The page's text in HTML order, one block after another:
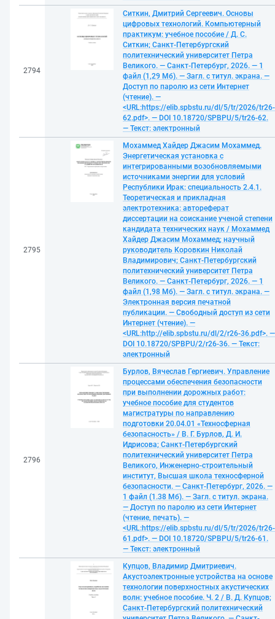
2794
Ситкин, Дмитрий Сергеевич. Основы
цифровых технологий. Компьютерный
практикум: учебное пособие / Д. С.
Ситкин; Санкт-Петербургский
политехнический университет Петра
Великого. — Санкт-Петербург, 2026. — 1
файл (1,29 Мб). — Загл. с титул. экрана. —
Доступ по паролю из сети Интернет
(чтение). —
<URL:https://elib.spbstu.ru/dl/5/tr/2026/tr26-
62.pdf>. — DOI 10.18720/SPBPU/5/tr26-62.
— Текст: электронный
2795
Мохаммед Хайдер Джасим Мохаммед.
Энергетическая установка с
интегрированными возобновляемыми
источниками энергии для условий
Республики Ирак: специальность 2.4.1.
Теоретическая и прикладная
электротехника: автореферат
диссертации на соискание ученой степени
кандидата технических наук / Мохаммед
Хайдер Джасим Мохаммед; научный
руководитель Коровкин Николай
Владимирович; Санкт-Петербургский
политехнический университет Петра
Великого. — Санкт-Петербург, 2026. — 1
файл (1,98 Мб). — Загл. с титул. экрана. —
Электронная версия печатной
публикации. — Свободный доступ из сети
Интернет (чтение). —
<URL:http://elib.spbstu.ru/dl/2/r26-36.pdf>. —
DOI 10.18720/SPBPU/2/r26-36. — Текст:
электронный
2796
Бурлов, Вячеслав Гергиевич. Управление
процессами обеспечения безопасности
при выполнении дорожных работ:
учебное пособие для студентов
магистратуры по направлению
подготовки 20.04.01 «Техносферная
безопасность» / В. Г. Бурлов, Д. И.
Идрисова; Санкт-Петербургский
политехнический университет Петра
Великого, Инженерно-строительный
институт, Высшая школа техносферной
безопасности. — Санкт-Петербург, 2026. —
1 файл (1.38 Мб). — Загл. с титул. экрана.
— Доступ по паролю из сети Интернет
(чтение, печать). —
<URL:https://elib.spbstu.ru/dl/5/tr/2026/tr26-
61.pdf>. — DOI 10.18720/SPBPU/5/tr26-61.
— Текст: электронный
Купцов, Владимир Дмитриевич.
Акустоэлектронные устройства на основе
технологии поверхностных акустических
волн: учебное пособие. Ч. 2 / В. Д. Купцов;
Санкт-Петербургский политехнический